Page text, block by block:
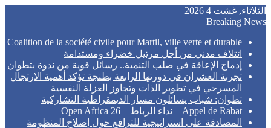
الثلاثاء, غشت 4 2026
Breaking News
Coalition de la société civile pour Martil, ville verte et durable
ائتلاف مدني من أجل مرتيل خضراء ومستدامة
إدماج الإعاقة في صلب التنمية.. رسائل قوية من ندوة بتطوان
تجربة العشران في دورتها الرابعة بطنجة تؤكد أهمية الارتجال
المسرحي في تطوير الذات وتجاوز العزلة النفسية
تطوان: شباب يسائلون مسار الديمقراطية التشاركية
Appel de Rabat – نداء الرباط – Open Africa 26
المصادقة على استراتيجية للترافع حول إصلاح المنظومة